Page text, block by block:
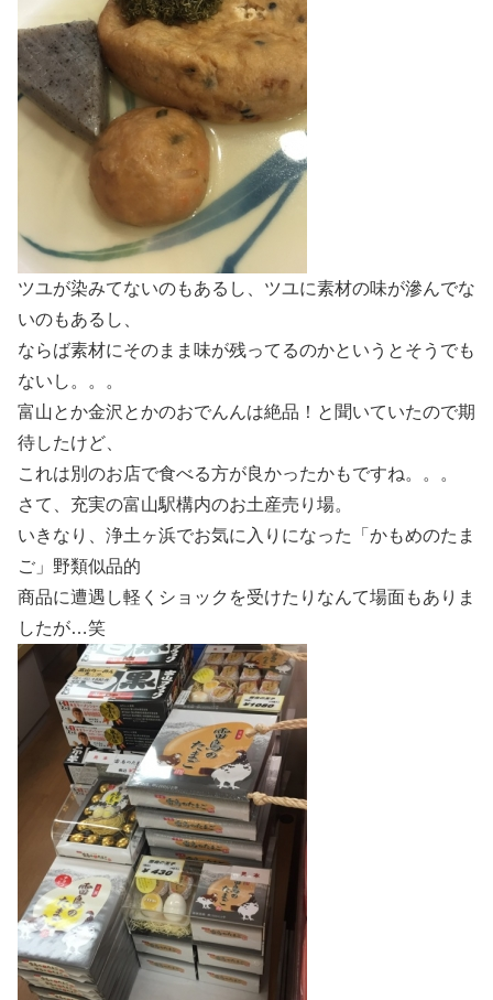
ツユが染みてないのもあるし、ツユに素材の味が滲んでな
いのもあるし、
ならば素材にそのまま味が残ってるのかというとそうでも
ないし。。。
富山とか金沢とかのおでんんは絶品！と聞いていたので期
待したけど、
これは別のお店で食べる方が良かったかもですね。。。
さて、充実の富山駅構内のお土産売り場。
いきなり、浄土ヶ浜でお気に入りになった「かもめのたま
ご」野類似品的
商品に遭遇し軽くショックを受けたりなんて場面もありま
したが…笑